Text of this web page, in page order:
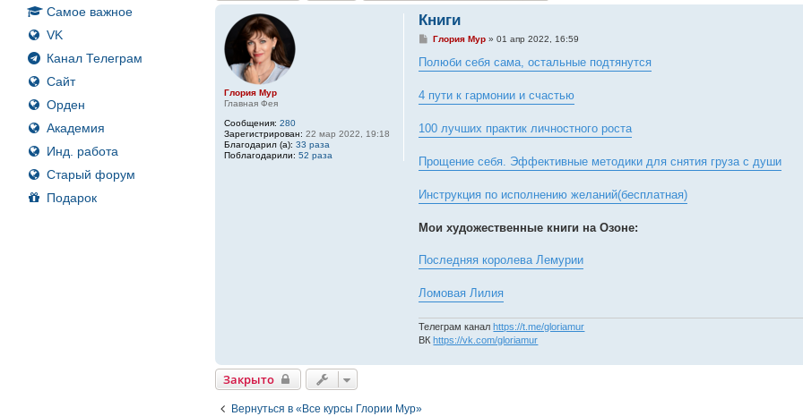
Самое важное
VK
Канал Телеграм
Сайт
Орден
Академия
Инд. работа
Старый форум
Подарок
Глория Мур
Главная Фея
Сообщения: 280
Зарегистрирован: 22 мар 2022, 19:18
Благодарил (а): 33 раза
Поблагодарили: 52 раза
Книги
С
о
б
е
н
е
Глория Мур »01 апр 2022, 16:59
Полюби себя сама, остальные подтянутся
4 пути к гармонии и счастью
100 лучших практик личностного роста
Прощение себя. Эффективные методики для снятия груза с души
Инструкция по исполнению желаний(бесплатная)
Мои художественные книги на Озоне:
Последняя королева Лемурии
Ломовая Лилия
Телеграм канал https://t.me/gloriamur
ВК https://vk.com/gloriamur
Закрыто
Вернуться в «Все курсы Глории Мур»